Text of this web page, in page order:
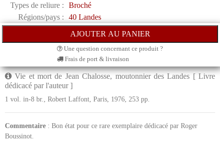
Types de reliure :
Broché
Régions/pays :
40 Landes
Une question concernant ce produit ?
Frais de port & livraison
Vie et mort de Jean Chalosse, moutonnier des Landes [ Livre
dédicacé par l'auteur ]
1 vol. in-8 br., Robert Laffont, Paris, 1976, 253 pp.
Commentaire : Bon état pour ce rare exemplaire dédicacé par Roger
Boussinot.